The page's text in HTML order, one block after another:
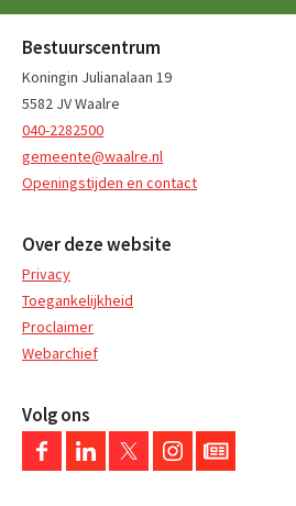
Bestuurscentrum
Koningin Julianalaan 19
5582 JV Waalre
040-2282500
gemeente@waalre.nl
Openingstijden en contact
Over deze website
Privacy
Toegankelijkheid
Proclaimer
Webarchief
Volg ons